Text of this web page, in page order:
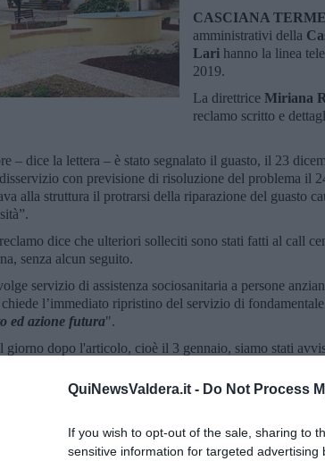
QuiNewsValdera.it - Do Not Process
If you wish to opt-out of the sale, sharing to
sensitive information for targeted
CASCIANA
amministrativi della
Lari hanno la linea
2019.
La direttrice Miriana
reclamo scritto e
– dice la lettera – è stato segnalato il guasto, il 23
con previsione di risoluzione del problema il
alla struttura il protrarsi della riparazione del guasto
dice che ulteriori solleciti sono stati fatti al call
senza alcun seguito.
servizio di assistenza sociosanitaria a persone
l’immediato ripristino del servizio di
ed azione futura".
giorno dopo l'articolo, cioè il 3 gennaio, siamo stati
riparato provvisoriamente. Il tecnico è arrivato di prima